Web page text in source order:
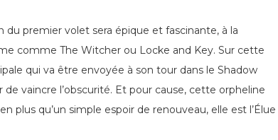
premier volet sera épique et fascinante, à la
comme The Witcher ou Locke and Key. Sur cette
qui va être envoyée à son tour dans le Shadow
de vaincre l’obscurité. Et pour cause, cette orpheline
plus qu’un simple espoir de renouveau, elle est l’Élue